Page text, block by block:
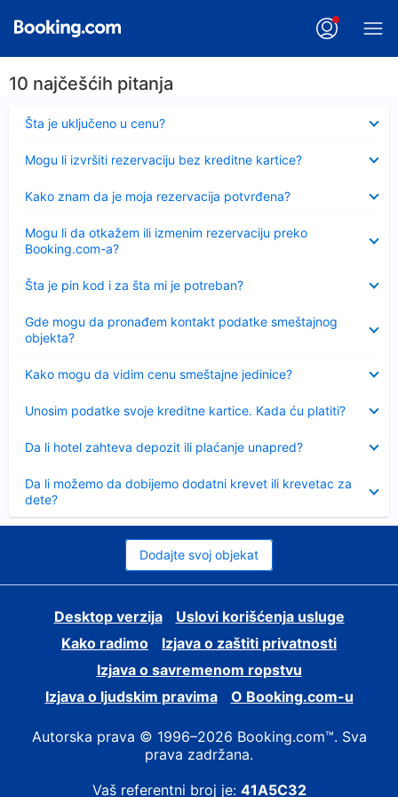
10 najčešćih pitanja
Šta je uključeno u cenu?
Sažeto
Mogu li izvršiti rezervaciju bez kreditne kartice?
Kako znam da je moja rezervacija potvrđena?
Mogu li da otkažem ili izmenim rezervaciju preko
Booking.com-a?
Šta je pin kod i za šta mi je potreban?
Sažeto
Gde mogu da pronađem kontakt podatke smeštajnog
objekta?
Kako mogu da vidim cenu smeštajne jedinice?
Unosim podatke svoje kreditne kartice. Kada ću platiti?
Da li hotel zahteva depozit ili plaćanje unapred?
Da li možemo da dobijemo dodatni krevet ili krevetac za
dete?
Dodajte svoj objekat
Desktop verzija
Uslovi korišćenja usluge
Kako radimo
Izjava o zaštiti privatnosti
Izjava o savremenom ropstvu
Izjava o ljudskim pravima
О Booking.com-u
Autorska prava © 1996–2026 Booking.com™. Sva
prava zadržana.
Vaš referentni broj je: 41A5C32